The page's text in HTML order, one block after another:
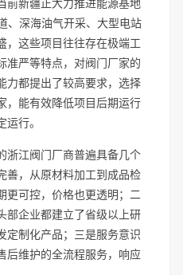
前新疆正大力推进能源基地
、深海油气开采、大型电站
，这些项目往往存在极端工
准严等特点，对阀门厂家的
力都提出了较高要求，选择
，能有效降低项目后期运行
行。
浙江阀门厂商普遍具备几个
善，从原材料加工到成品检
更可控，价格也更透明；二
部企业都建立了省级以上研
定制化产品；三是服务意识
后维护的全流程服务，响应